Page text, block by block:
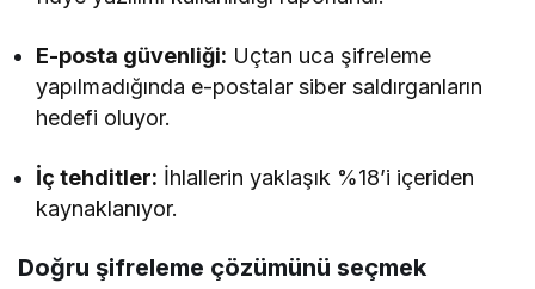
E-posta güvenliği: Uçtan uca şifreleme
yapılmadığında e-postalar siber saldırganların
hedefi oluyor.
İç tehditler: İhlallerin yaklaşık %18’i içeriden
kaynaklanıyor.
Doğru şifreleme çözümünü seçmek